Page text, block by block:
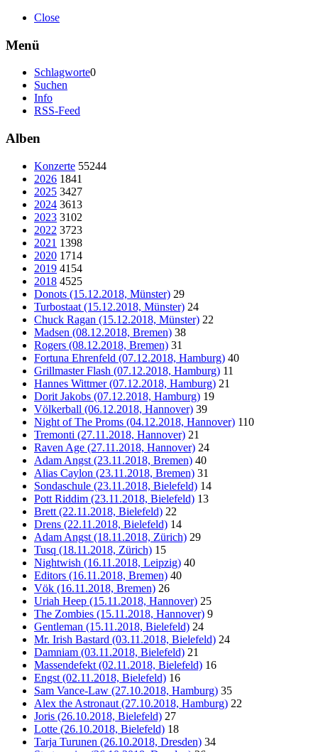
Close
Menü
Schlagworte0
Suchen
Info
RSS-Feed
Alben
Konzerte 55244
2026 1841
2025 3427
2024 3613
2023 3102
2022 3723
2021 1398
2020 1714
2019 4154
2018 4525
Donots (15.12.2018, Münster) 29
Turbostaat (15.12.2018, Münster) 24
Chuck Ragan (15.12.2018, Münster) 22
Madsen (08.12.2018, Bremen) 38
Rogers (08.12.2018, Bremen) 31
Fortuna Ehrenfeld (07.12.2018, Hamburg) 40
Grillmaster Flash (07.12.2018, Hamburg) 11
Hannes Wittmer (07.12.2018, Hamburg) 21
Dorit Jakobs (07.12.2018, Hamburg) 19
Völkerball (06.12.2018, Hannover) 39
Night of The Proms (04.12.2018, Hannover) 110
Tremonti (27.11.2018, Hannover) 21
Raven Age (27.11.2018, Hannover) 24
Adam Angst (23.11.2018, Bremen) 40
Alias Caylon (23.11.2018, Bremen) 31
Sondaschule (23.11.2018, Bielefeld) 14
Pott Riddim (23.11.2018, Bielefeld) 13
Brett (22.11.2018, Bielefeld) 22
Drens (22.11.2018, Bielefeld) 14
Adam Angst (18.11.2018, Zürich) 29
Tusq (18.11.2018, Zürich) 15
Nightwish (16.11.2018, Leipzig) 40
Editors (16.11.2018, Bremen) 40
Vök (16.11.2018, Bremen) 26
Uriah Heep (15.11.2018, Hannover) 25
The Zombies (15.11.2018, Hannover) 9
Gentleman (15.11.2018, Bielefeld) 24
Mr. Irish Bastard (03.11.2018, Bielefeld) 24
Damniam (03.11.2018, Bielefeld) 21
Massendefekt (02.11.2018, Bielefeld) 16
Engst (02.11.2018, Bielefeld) 16
Sam Vance-Law (27.10.2018, Hamburg) 35
Alex the Astronaut (27.10.2018, Hamburg) 22
Joris (26.10.2018, Bielefeld) 27
Lotte (26.10.2018, Bielefeld) 18
Tarja Turunen (26.10.2018, Dresden) 34